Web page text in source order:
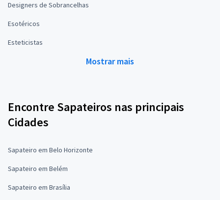
Designers de Sobrancelhas
Esotéricos
Esteticistas
Mostrar mais
Encontre Sapateiros nas principais
Cidades
Sapateiro em Belo Horizonte
Sapateiro em Belém
Sapateiro em Brasília